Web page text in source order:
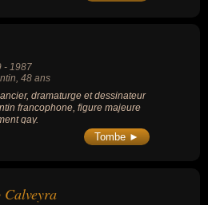
- 1987
, 48 ans
dramaturge et dessinateur
francophone, figure majeure
gay.
Tombe ►